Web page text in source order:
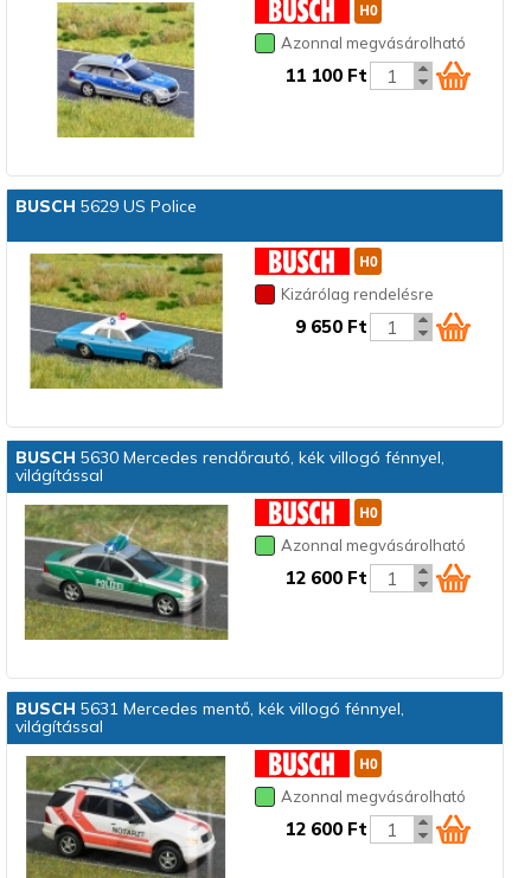
Azonnal megvásárolható
11 100 Ft
BUSCH 5629 US Police
Kizárólag rendelésre
9 650 Ft
BUSCH 5630 Mercedes rendőrautó, kék villogó fénnyel,
világítással
Azonnal megvásárolható
12 600 Ft
BUSCH 5631 Mercedes mentő, kék villogó fénnyel,
világítással
Azonnal megvásárolható
12 600 Ft